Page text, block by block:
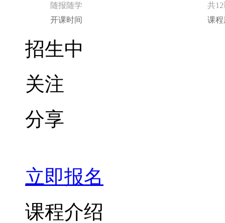
随报随学
共
开课时间
课
招生中
关注
分享
立即报名
课程介绍